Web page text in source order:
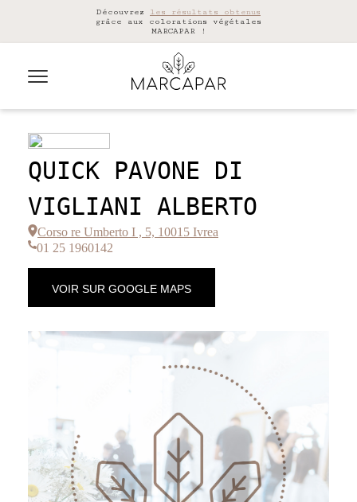
Découvrez les résultats obtenus
grâce aux colorations végétales
MARCAPAR !
QUICK PAVONE DI
VIGLIANI ALBERTO
Corso re Umberto I , 5, 10015 Ivrea
01 25 1960142
VOIR SUR GOOGLE MAPS